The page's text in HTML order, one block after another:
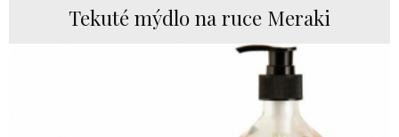
Tekuté mýdlo na ruce Meraki